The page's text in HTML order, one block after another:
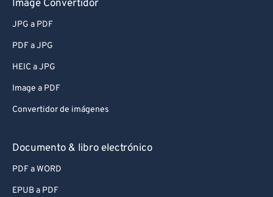
Image Convertidor
JPG a PDF
PDF a JPG
HEIC a JPG
Image a PDF
Convertidor de imágenes
Documento & libro electrónico
PDF a WORD
EPUB a PDF